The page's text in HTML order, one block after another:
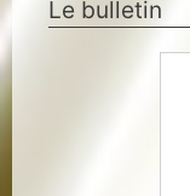
Le bulletin